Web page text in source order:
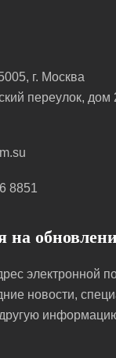
г. Москва
переулок, дом
8851
на
электронной
новости,